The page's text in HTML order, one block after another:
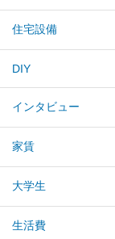
住宅設備
DIY
インタビュー
家賃
大学生
生活費